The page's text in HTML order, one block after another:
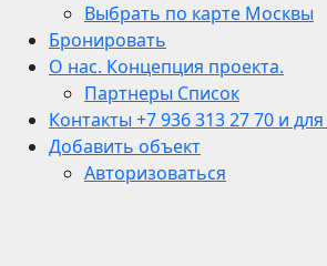
Выбрать по карте Москвы
Бронировать
О нас. Концепция проекта.
Партнеры Список
Контакты +7 936 313 27 70 и
Добавить объект
Авторизоваться